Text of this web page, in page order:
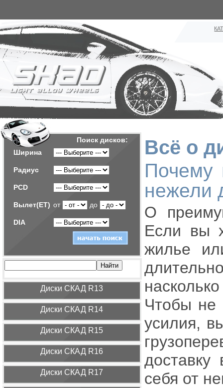
Поиск дисков:
Ширина
Радиус
PCD
Вылет(ET) от до
DIA
Диcки СКАД R13
Диcки СКАД R14
Диcки СКАД R15
Диcки СКАД R16
Диcки СКАД R17
Всё о
Почему
нежели
О
Если вы
жилье
Чтобы не
усилия,
себя от